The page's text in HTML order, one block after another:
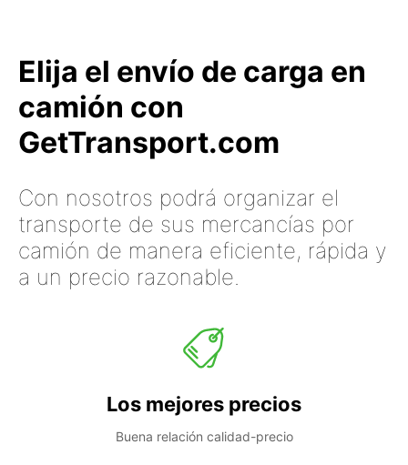
Elija el envío de carga en
camión con
GetTransport.com
Con nosotros podrá organizar el
transporte de sus mercancías por
camión de manera eficiente, rápida y
a un precio razonable.
Los mejores precios
Buena relación calidad-precio